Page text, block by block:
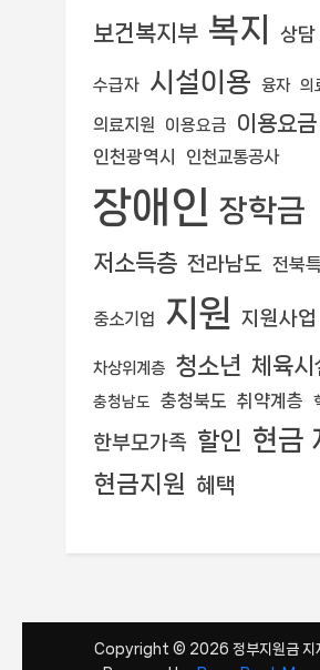
보건복지부 복지 상담
수급자 시설이용 융자 의
의료지원 이용요금 이용요
인천광역시 인천교통공사
장애인 장학금
저소득층 전라남도 전북
중소기업 지원 지원사업
차상위계층 청소년 체육시
충청남도 충청북도 취약계층
한부모가족 할인 현금
현금지원 혜택
Copyright © 2026 정부지원금 지